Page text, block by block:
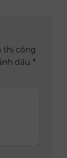
thị công
dấu *